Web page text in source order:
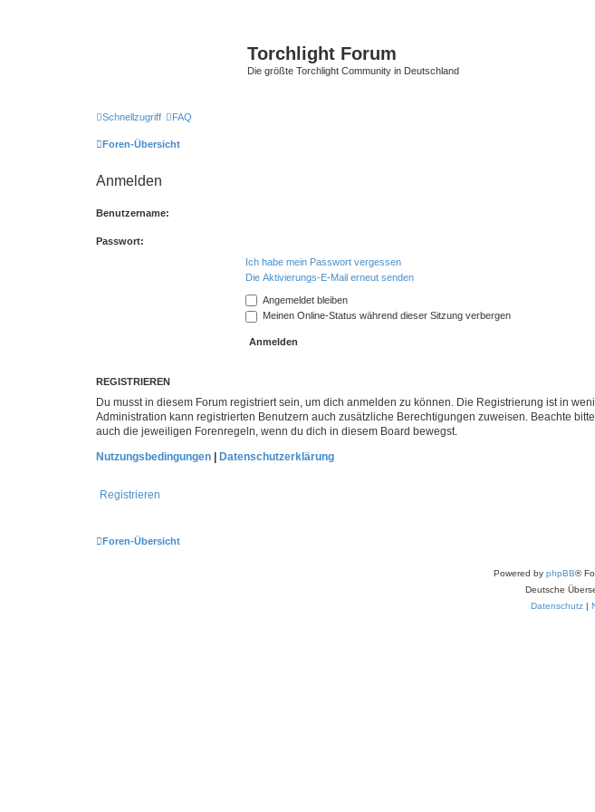
Torchlight Forum
Die größte Torchlight Community in Deutschland
Schnellzugriff FAQ
Foren-Übersicht
Anmelden
Benutzername:
Passwort:
Ich habe mein Passwort vergessen
Die Aktivierungs-E-Mail erneut senden
Angemeldet bleiben
Meinen Online-Status während dieser Sitzung verbergen
REGISTRIEREN
Du musst in diesem Forum registriert sein, um dich anmelden zu können. Die Registrierung ist in
Administration kann registrierten Benutzern auch zusätzliche Berechtigungen zuweisen. Beachte
auch die jeweiligen Forenregeln, wenn du dich in diesem Board bewegst.
Nutzungsbedingungen
Datenschutzerklärung
Registrieren
Foren-Übersicht
Powered by phpBB®
Deutsche
Datenschutz|